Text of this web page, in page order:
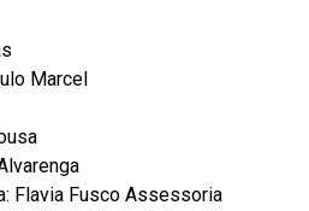
Marcel
Flavia Fusco Assessoria